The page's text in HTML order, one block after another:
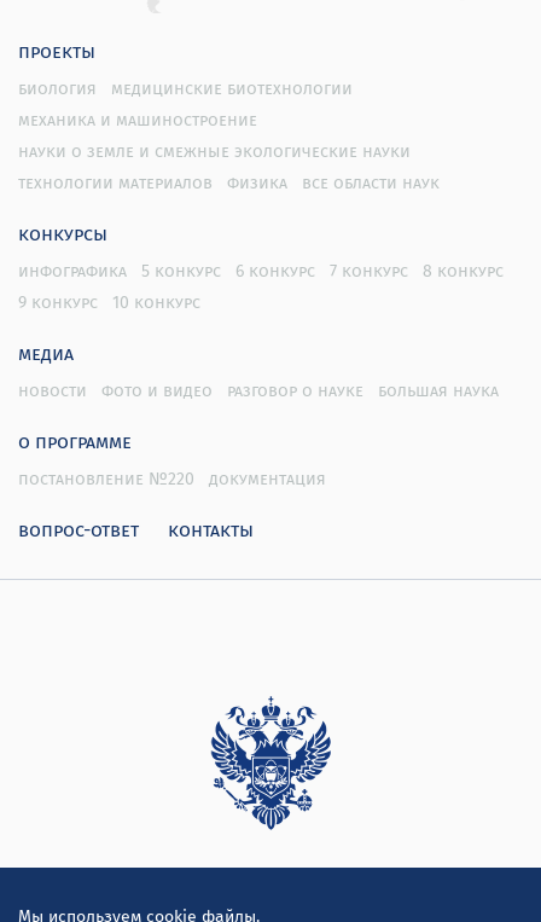
Мы используем cookie файлы.
проекты
биология
медицинские биотехнологии
механика и машиностроение
науки о земле и смежные экологические науки
технологии материалов
физика все области наук
конкурсы
инфографика 5 конкурс 6 конкурс 7 конкурс
8 конкурс
9 конкурс
10 конкурс
медиа
новости фото и видео разговор о науке большая наука
о программе
постановление №220 документация
вопрос-ответ контакты